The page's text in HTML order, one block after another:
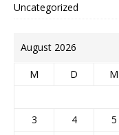
Uncategorized
August 2026
M D M
3
4 5